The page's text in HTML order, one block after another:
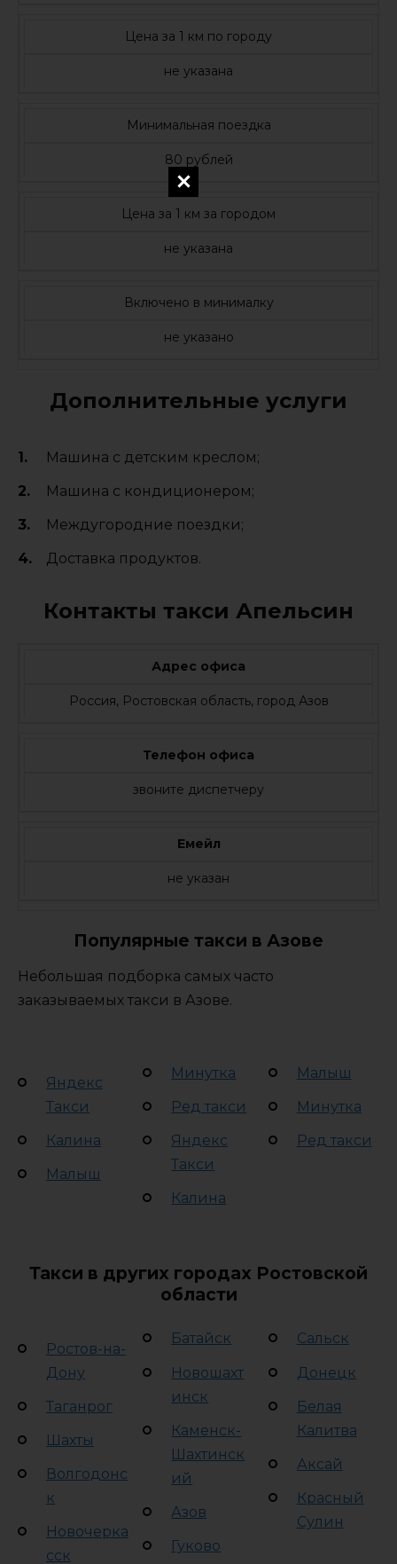
Цена за 1 км по городу
не указана
Минимальная поездка
80 рублей
Цена за 1 км за городом
не указана
Включено в минималку
не указано
Дополнительные услуги
Машина с детским креслом;
Машина с кондиционером;
Междугородние поездки;
Доставка продуктов.
Контакты такси Апельсин
Адрес офиса
Россия, Ростовская область, город Азов
Телефон офиса
звоните диспетчеру
Емейл
не указан
Популярные такси в Азове
Небольшая подборка самых часто
заказываемых такси в Азове.
Яндекс
Такси
Калина
Малыш
Минутка
Ред такси
Яндекс
Такси
Калина
Малыш
Минутка
Ред такси
Такси в других городах Ростовской
области
Ростов-на-
Дону
Таганрог
Шахты
Волгодонс
к
Новочерка
сск
Батайск
Новошахт
инск
Каменск-
Шахтинск
ий
Азов
Гуково
Сальск
Донецк
Белая
Калитва
Аксай
Красный
Сулин